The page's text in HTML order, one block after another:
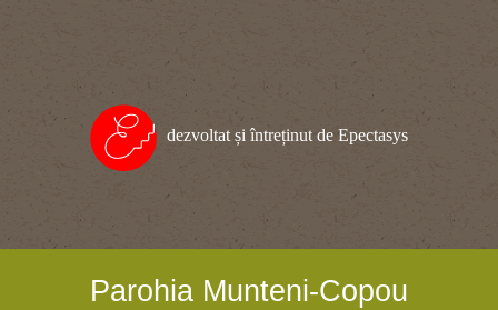
dezvoltat și întreținut de Epectasys
Parohia Munteni-Copou